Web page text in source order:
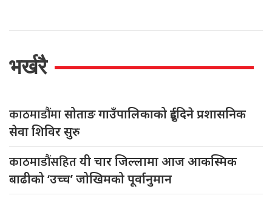
भर्खरै
काठमाडौंमासोताङ गाउँपालिकाको दुईदिने प्रशासनिक
सेवा शिविर सुरु
काठमाडौंसहितयी चार जिल्लामा आज आकस्मिक
बाढीको ‘उच्च’ जोखिमको पूर्वानुमान